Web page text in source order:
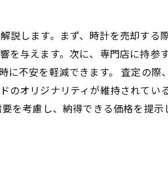
します。まず、時計を売却する
与えます。次に、専門店に持参
不安を軽減できます。 査定の際
オリジナリティが維持されてい
考慮し、納得できる価格を提示